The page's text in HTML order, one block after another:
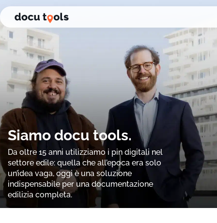
Vai al contenuto della pagina
Siamo docu tools.
Da oltre 15 anni utilizziamo i pin digitali nel
settore edile: quella che all’epoca era solo
un’idea vaga, oggi è una soluzione
indispensabile per una documentazione
edilizia completa.